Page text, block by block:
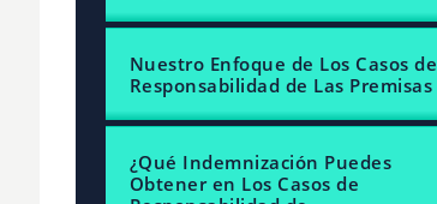
Nuestro Enfoque de Los Casos de
Responsabilidad de Las Premisas
¿Qué Indemnización Puedes
Obtener en Los Casos de